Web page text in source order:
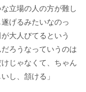
立場の人の方が難し
げるみたいなのっ
大人びてるという
ろうなっていうのは
じゃなくて、ちゃん
し、頷ける」